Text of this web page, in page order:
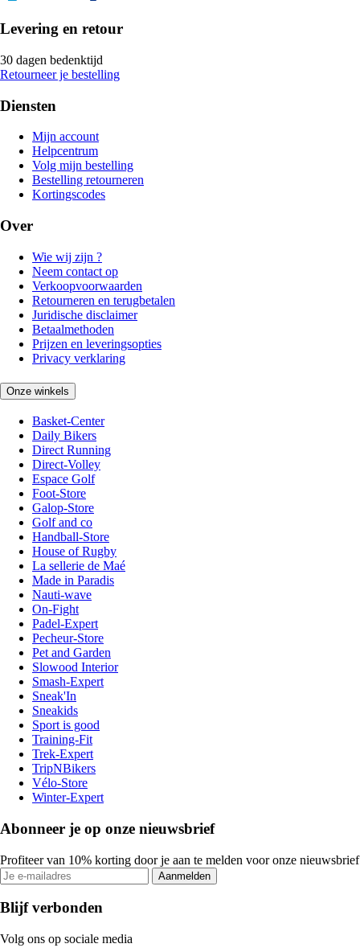
Levering en retour
30 dagen bedenktijd
Retourneer je bestelling
Diensten
Mijn account
Helpcentrum
Volg mijn bestelling
Bestelling retourneren
Kortingscodes
Over
Wie wij zijn ?
Neem contact op
Verkoopvoorwaarden
Retourneren en terugbetalen
Juridische disclaimer
Betaalmethoden
Prijzen en leveringsopties
Privacy verklaring
Onze winkels
Basket-Center
Daily Bikers
Direct Running
Direct-Volley
Espace Golf
Foot-Store
Galop-Store
Golf and co
Handball-Store
House of Rugby
La sellerie de Maé
Made in Paradis
Nauti-wave
On-Fight
Padel-Expert
Pecheur-Store
Pet and Garden
Slowood Interior
Smash-Expert
Sneak'In
Sneakids
Sport is good
Training-Fit
Trek-Expert
TripNBikers
Vélo-Store
Winter-Expert
Abonneer je op onze nieuwsbrief
Profiteer van 10% korting door je aan te melden voor onze nieuwsbrief
Aanmelden
Blijf verbonden
Volg ons op sociale media